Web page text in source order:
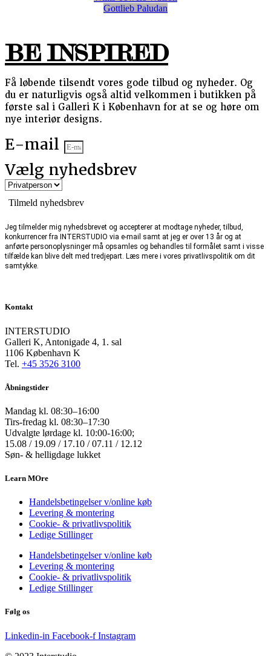
Gottlieb Paludan
BE INSPIRED
Få løbende tilsendt vores gode tilbud og nyheder. Og
du er naturligvis også altid velkommen i butikken på
første sal i Galleri K i København for at se og høre om
nye interiør designs.
E-mail
Vælg nyhedsbrev
Tilmeld nyhedsbrev
Jeg tilmelder mig nyhedsbrevet og accepterer at modtage nyheder, tilbud,
konkurrencer fra INTERSTUDIO via e-mail samt at jeg er over 13 år og at
anførte personoplysninger må opsamles og behandles til formålet samt i visse
tilfælde kan blive delt med tredjepart. Læs mere i vores privatlivspolitik om dit
samtykke.
Kontakt
INTERSTUDIO
Galleri K, Antonigade 4, 1. sal
1106 København K
Tel. +45 3526 3100
Åbningstider
Mandag kl. 08:30–16:00
Tirs-fredag kl. 08:30–17:30
Udvalgte lørdage kl. 10:00-16:00;
15.08 / 19.09 / 17.10 / 07.11 / 12.12
Søn- & helligdage lukket
Learn MOre
Handelsbetingelser v/online køb
Levering & montering
Cookie- & privatlivspolitik
Ledige Stillinger
Handelsbetingelser v/online køb
Levering & montering
Cookie- & privatlivspolitik
Ledige Stillinger
Følg os
Linkedin-in Facebook-f Instagram